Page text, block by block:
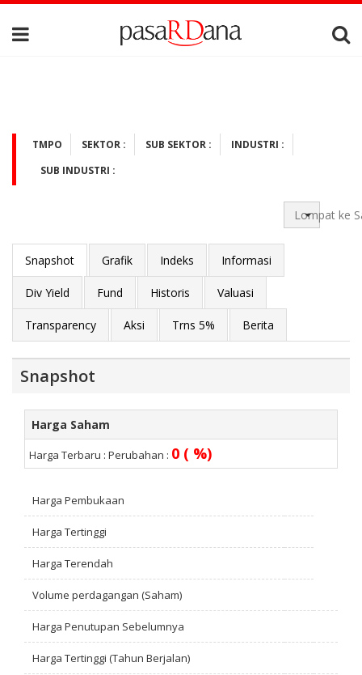
TMPO SEKTOR : SUB SEKTOR :
INDUSTRI :
SUB INDUSTRI :
Lompat ke
Snapshot Grafik Indeks Informasi
Div Yield Fund Historis Valuasi
Transparency Aksi Trns 5% Berita
Snapshot
Harga Saham
Harga Terbaru : Perubahan : 0 ( %)
Harga Pembukaan
Harga Tertinggi
Harga Terendah
Volume perdagangan (Saham)
Harga Penutupan Sebelumnya
Harga Tertinggi (Tahun Berjalan)